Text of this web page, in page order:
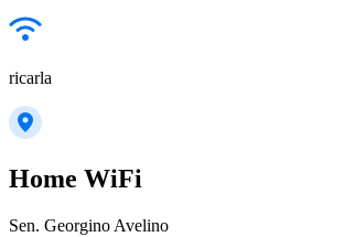
ricarla
Home WiFi
Sen. Georgino Avelino